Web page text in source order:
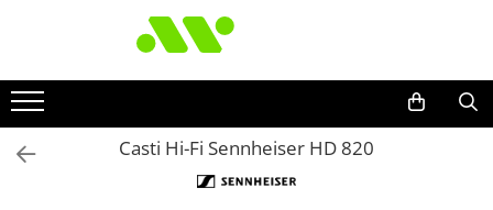
Casti Hi-Fi Sennheiser HD 820